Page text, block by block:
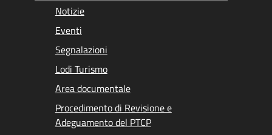
Notizie
Eventi
Segnalazioni
Lodi Turismo
Area documentale
Procedimento di Revisione e
Adeguamento del PTCP